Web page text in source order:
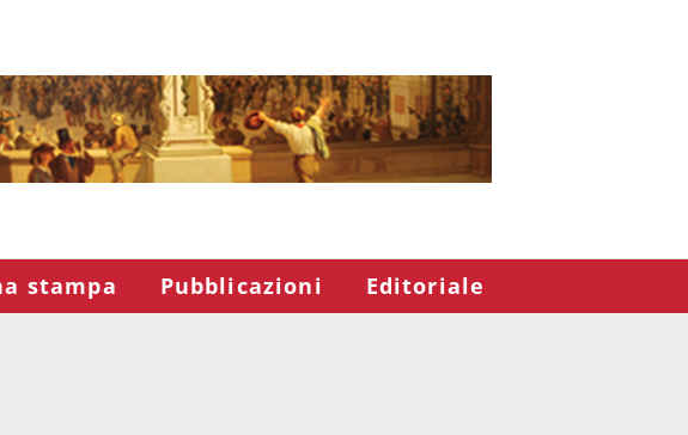
stampa Pubblicazioni Editoriale